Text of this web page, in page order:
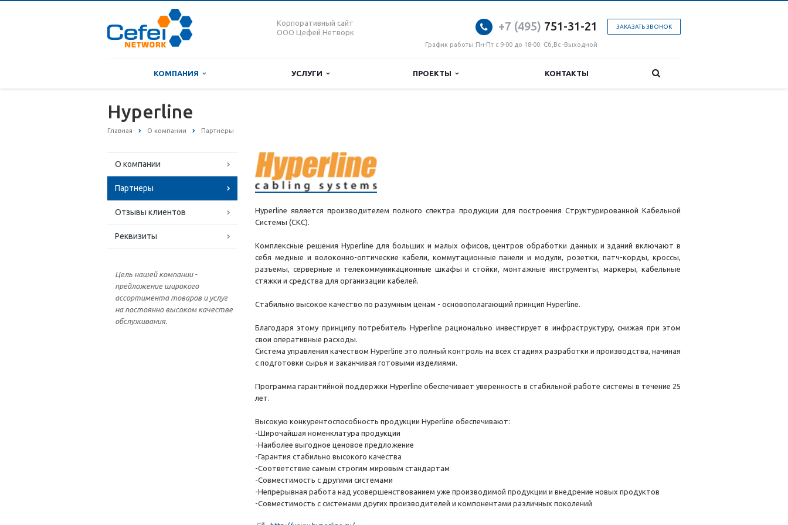
Корпоративный сайт
ООО Цефей Нетворк
ЗАКАЗАТЬ ЗВОНОК
+7 (495) 751-31-21
График работы Пн-Пт с 9-00 до 18-00. Сб,Вс -Выходной
КОМПАНИЯ УСЛУГИ ПРОЕКТЫ КОНТАКТЫ
Hyperline
Главная О компании Партнеры
О компании
Партнеры
Отзывы клиентов
Реквизиты
Цель нашей компании -
предложение широкого
ассортимента товаров и услуг
на постоянно высоком качестве
обслуживания.
Hyperline является производителем полного спектра продукции для построения Структурированной Кабельной
Системы (СКС).
Комплексные решения Hyperline для больших и малых офисов, центров обработки данных и зданий включают в
себя медные и волоконно-оптические кабели, коммутационные панели и модули, розетки, патч-корды, кроссы,
разъемы, серверные и телекоммуникационные шкафы и стойки, монтажные инструменты, маркеры, кабельные
стяжки и средства для организации кабелей.
Стабильно высокое качество по разумным ценам - основополагающий принцип Hyperline.
Благодаря этому принципу потребитель Hyperline рационально инвестирует в инфраструктуру, снижая при этом
свои оперативные расходы.
Система управления качеством Hyperline это полный контроль на всех стадиях разработки и производства, начиная
с подготовки сырья и заканчивая готовыми изделиями.
Программа гарантийной поддержки Hyperline обеспечивает уверенность в стабильной работе системы в течение 25
лет.
Высокую конкурентоспособность продукции Hyperline обеспечивают:
-Широчайшая номенклатура продукции
-Наиболее выгодное ценовое предложение
-Гарантия стабильно высокого качества
-Соответствие самым строгим мировым стандартам
-Совместимость с другими системами
-Непрерывная работа над усовершенствованием уже производимой продукции и внедрение новых продуктов
-Совместимость с системами других производителей и компонентами различных поколений